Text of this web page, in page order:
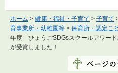
ホーム > 健康・福祉・子育て > 子育て
育事業所・幼稚園等 > 保育所・認定こ
年度「ひょうごSDGsスクールアワー
が受賞しました！